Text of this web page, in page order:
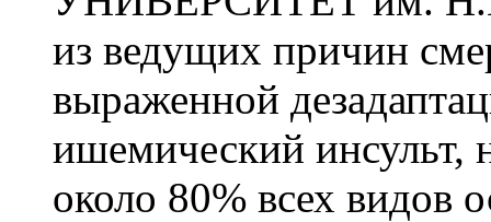
из ведущих причин
выраженной
ишемический инсульт,
около 80% всех видов